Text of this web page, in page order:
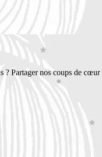
? Partager nos coups de cœur